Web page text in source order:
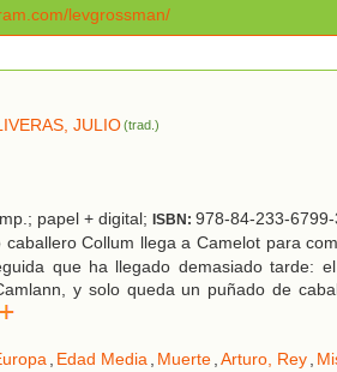
levgrossman/
JULIO(trad.)
papel + digital; ISBN: 978-84-233-6799-
Collum llega a Camelot para
que ha llegado demasiado tarde:
y solo queda un puñado de
, Edad Media, Muerte,Arturo, Rey,